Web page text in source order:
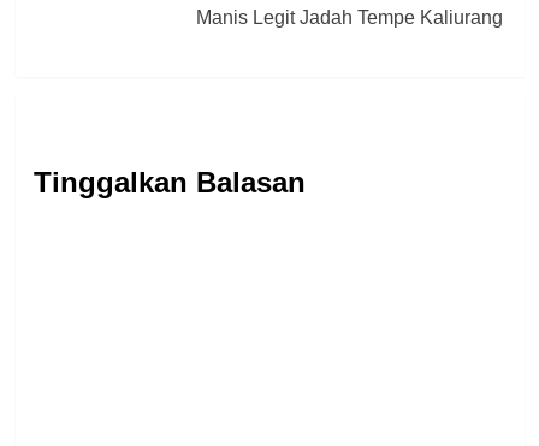
Manis Legit Jadah Tempe Kaliurang
Tinggalkan Balasan